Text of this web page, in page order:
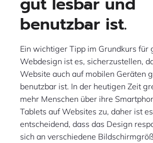
benutzbar ist.
Ein wichtiger Tipp im Grundkurs für
Webdesign ist es, sicherzustellen,
Website auch auf mobilen Geräten
benutzbar ist. In der heutigen Zeit
mehr Menschen über ihre
Tablets auf Websites zu, daher ist es
entscheidend, dass das Design
sich an verschiedene